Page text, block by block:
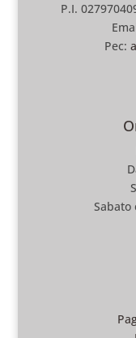
P.I.
Pec:
Sabato